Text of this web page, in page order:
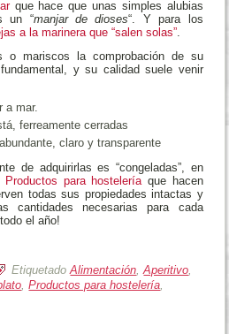
que hace que unas simples alubias
un “manjar de dioses“. Y para los
a la marinera que “salen solas”.
o mariscos la comprobación de su
y su calidad suele venir
a mar.
ferreamente cerradas
claro y transparente
de adquirirlas es “congeladas”, en
para hosteleríaque hacen
todas sus propiedades intactas y
cantidades necesarias para cada
el año!
Etiquetado Alimentación ,Aperitivo
,Productos para hostelería,